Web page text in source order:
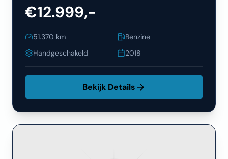
€12.999,-
51.370 km
Benzine
Handgeschakeld
2018
Bekijk Details